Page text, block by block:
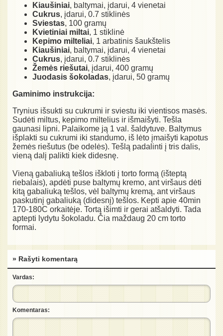
Kiaušiniai, baltymai, įdarui, 4 vienetai
Cukrus, įdarui, 0.7 stiklinės
Sviestas, 100 gramų
Kvietiniai miltai, 1 stiklinė
Kepimo milteliai, 1 arbatinis šaukštelis
Kiaušiniai, baltymai, įdarui, 4 vienetai
Cukrus, įdarui, 0.7 stiklinės
Žemės riešutai, įdarui, 400 gramų
Juodasis šokoladas, įdarui, 50 gramų
Gaminimo instrukcija:
Trynius išsukti su cukrumi ir sviestu iki vientisos masės.
Sudėti miltus, kepimo miltelius ir išmaišyti. Tešla
gaunasi lipni. Palaikome ją 1 val. šaldytuve. Baltymus
išplakti su cukrumi iki standumo, iš lėto įmaišyti kapotus
žemės riešutus (be odelės). Tešlą padalinti į tris dalis,
vieną dalį palikti kiek didesnę.
Vieną gabaliuką tešlos iškloti į torto formą (išteptą
riebalais), apdėti puse baltymų kremo, ant viršaus dėti
kitą gabaliuką tešlos, vėl baltymų kremą, ant viršaus
paskutinį gabaliuką (didesnį) tešlos. Kepti apie 40min
170-180C orkaitėje. Tortą išimti ir gerai atšaldyti. Tada
aptepti lydytu šokoladu. Čia maždaug 20 cm torto
formai.
» Rašyti komentarą
Vardas:
Komentaras: